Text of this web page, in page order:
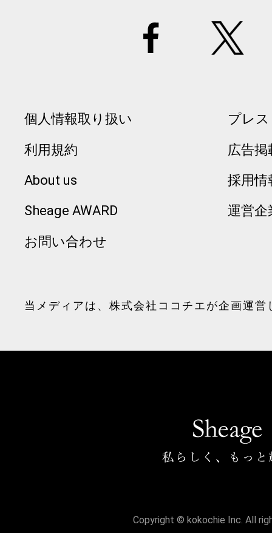
個人情報取り扱い
利用規約
About us
Sheage AWARD
お問い合わせ
プレ
広告掲
採用情
運営企
当メディアは、 株式会社ココチエが企画運営
Copyright © kokochie Inc. All